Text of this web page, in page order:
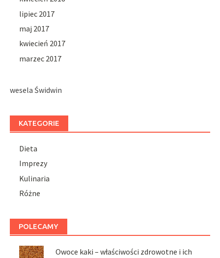
lipiec 2017
maj 2017
kwiecień 2017
marzec 2017
wesela Świdwin
KATEGORIE
Dieta
Imprezy
Kulinaria
Różne
POLECAMY
Owoce kaki – właściwości zdrowotne i ich